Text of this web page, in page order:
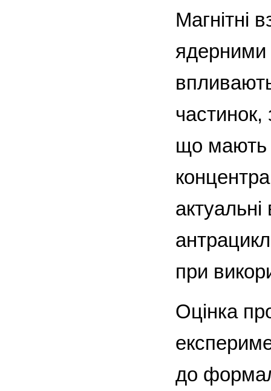
Магнітні
ядерними
частинок,
що мають
при
Оцінка
до